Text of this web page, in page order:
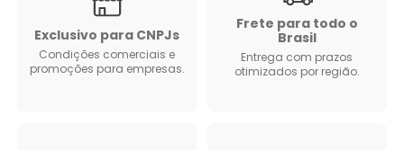
Exclusivo para CNPJs
Condições comerciais e
promoções para empresas.
Frete para todo o
Brasil
Entrega com prazos
otimizados por região.